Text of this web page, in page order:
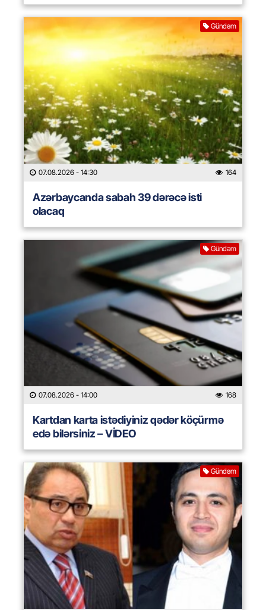
Gündəm
07.08.2026 - 14:30 164
Azərbaycanda sabah 39 dərəcə isti
olacaq
Gündəm
07.08.2026 - 14:00 168
Kartdan karta istədiyiniz qədər köçürmə
edə bilərsiniz – VİDEO
Gündəm